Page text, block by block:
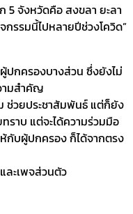
5 จังหวัดคือ สงขลา ยะลา
กรรมนี้ไปหลายปีช่วงโควิด”
ปกครองบางส่วน ซึ่งยังไม่
ามสำคัญ
ช่วยประชาสัมพันธ์ แต่ก็ยัง
ราบ แต่จะได้ความร่วมมือ
กับผู้ปกครอง ก็ได้จากตรง
ะเพจส่วนตัว